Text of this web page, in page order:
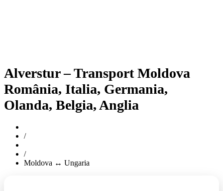
Alverstur – Transport Moldova
România, Italia, Germania,
Olanda, Belgia, Anglia
/
/
Moldova ↔ Ungaria